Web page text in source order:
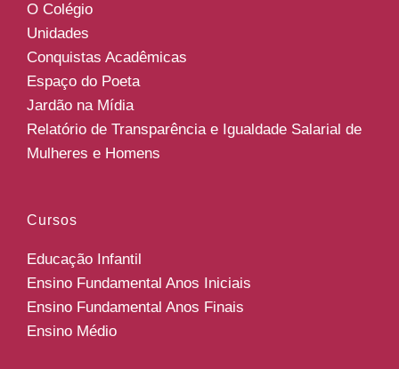
O Colégio
Unidades
Conquistas Acadêmicas
Espaço do Poeta
Jardão na Mídia
Relatório de Transparência e Igualdade Salarial de
Mulheres e Homens
Cursos
Educação Infantil
Ensino Fundamental Anos Iniciais
Ensino Fundamental Anos Finais
Ensino Médio